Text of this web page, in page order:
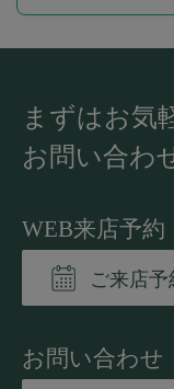
まずはお気
お問い合わ
WEB来店予約
ご来店
お問い合わせ